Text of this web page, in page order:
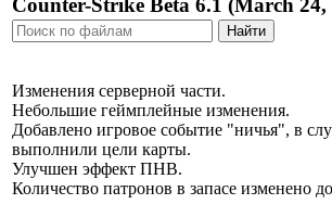
Counter-Strike Beta 6.1 (March 24,
Изменения серверной части.
Небольшие геймплейные изменения.
Добавлено игровое событие "ничья", в
выполнили цели карты.
Улучшен эффект ПНВ.
Количество патронов в запасе изменено